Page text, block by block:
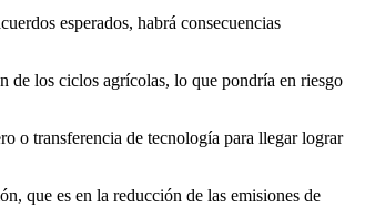
esperados, habrá consecuencias
de los ciclos agrícolas, lo que pondría en riesgo
o transferencia de tecnología para llegar lograr
que es en la reducción de las emisiones de